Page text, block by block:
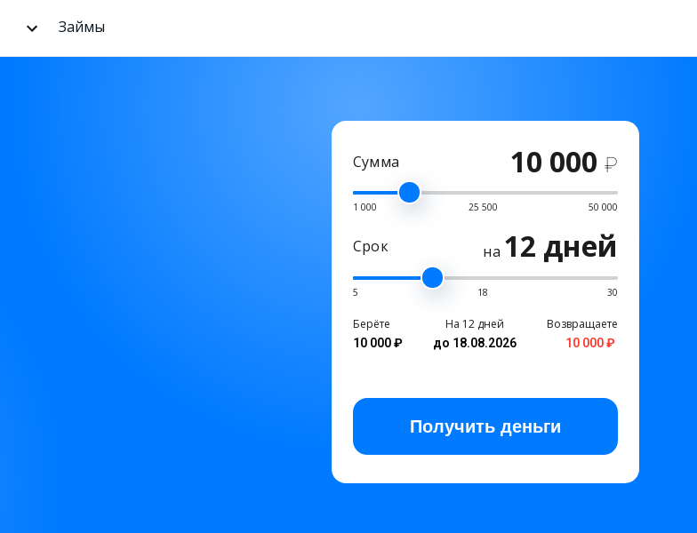
Займы
Сумма 10 000 ₽
1 000 25 500 50 000
Срок на 12 дней
5 18 30
Берёте
10 000 ₽
На 12 дней
до 18.08.2026
Возвращаете
10 000 ₽
Получить деньги